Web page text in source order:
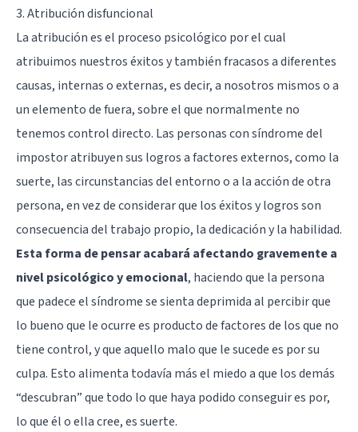
3. Atribución disfuncional
La atribución es el proceso psicológico por el cual
atribuimos nuestros éxitos y también fracasos a diferentes
causas, internas o externas, es decir, a nosotros mismos o a
un elemento de fuera, sobre el que normalmente no
tenemos control directo. Las personas con síndrome del
impostor atribuyen sus logros a factores externos, como la
suerte, las circunstancias del entorno o a la acción de otra
persona, en vez de considerar que los éxitos y logros son
consecuencia del trabajo propio, la dedicación y la habilidad.
Esta forma de pensar acabará afectando gravemente a
nivel psicológico y emocional, haciendo que la persona
que padece el síndrome se sienta deprimida al percibir que
lo bueno que le ocurre es producto de factores de los que no
tiene control, y que aquello malo que le sucede es por su
culpa. Esto alimenta todavía más el miedo a que los demás
“descubran” que todo lo que haya podido conseguir es por,
lo que él o ella cree, es suerte.